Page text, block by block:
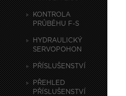
KONTROLA
PRŮBĚHU F-S
HYDRAULICKÝ
SERVOPOHON
PŘÍSLUŠENSTVÍ
PŘEHLED
PŘÍSLUŠENSTVÍ